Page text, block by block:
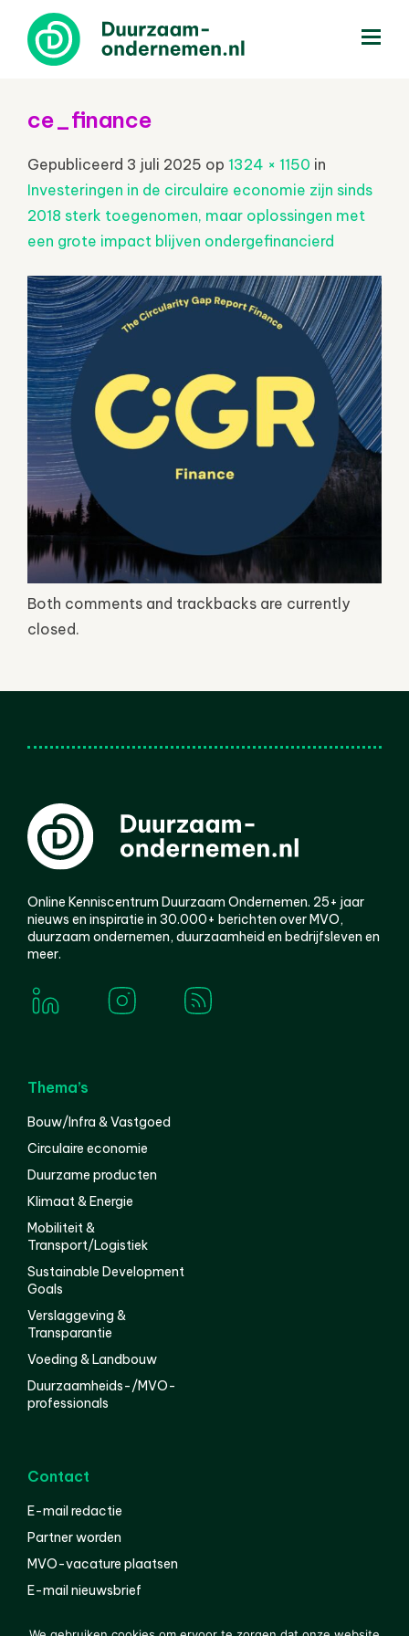
ce_finance
Gepubliceerd 3 juli 2025 op 1324 × 1150 in
Investeringen in de circulaire economie zijn sinds
2018 sterk toegenomen, maar oplossingen met
een grote impact blijven ondergefinancierd
Both comments and trackbacks are currently
closed.
Online Kenniscentrum Duurzaam Ondernemen. 25+ jaar
nieuws en inspiratie in 30.000+ berichten over MVO,
duurzaam ondernemen, duurzaamheid en bedrijfsleven en
meer.
Thema’s
Bouw/Infra & Vastgoed
Circulaire economie
Duurzame producten
Klimaat & Energie
Mobiliteit &
Transport/Logistiek
Sustainable Development
Goals
Verslaggeving &
Transparantie
Voeding & Landbouw
Duurzaamheids-/MVO-
professionals
Contact
E-mail redactie
Partner worden
MVO-vacature plaatsen
E-mail nieuwsbrief